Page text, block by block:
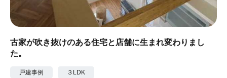
古家が吹き抜けのある住宅と店舗に生まれ変わりまし
た。
戸建事例 ３LDK